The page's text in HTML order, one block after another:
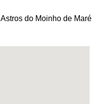
Astros do Moinho de Maré